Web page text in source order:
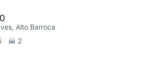
Alto Barroca
2